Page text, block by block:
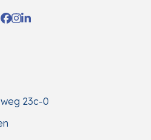
Facebook
Instagram
LinkedIn
23c-0